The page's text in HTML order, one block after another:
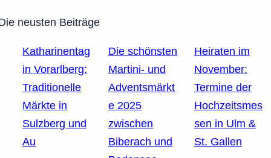
neusten Beiträge
Katharinentag
in Vorarlberg:
Traditionelle
Märkte in
Sulzberg und
Au
Die schönsten
Martini- und
Adventsmärkt
e 2025
zwischen
Biberach und
Heiraten im
November:
Termine der
Hochzeitsmes
sen in Ulm &
St. Gallen